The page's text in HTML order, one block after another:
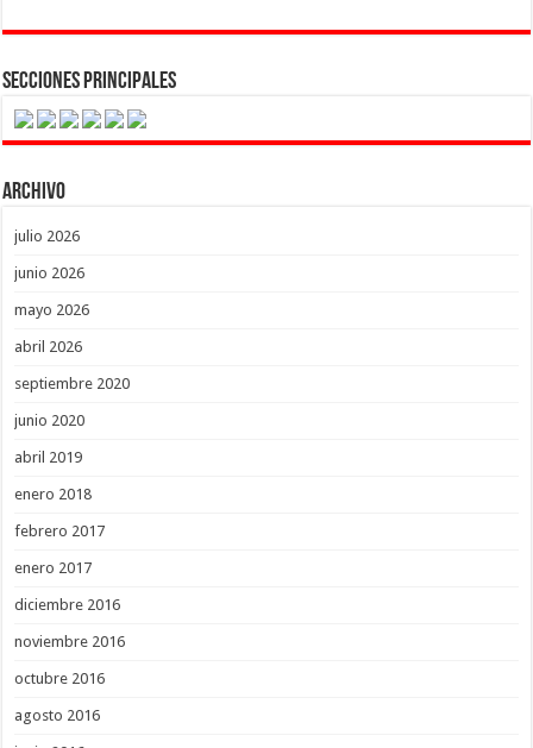
Secciones Principales
Archivo
julio 2026
junio 2026
mayo 2026
abril 2026
septiembre 2020
junio 2020
abril 2019
enero 2018
febrero 2017
enero 2017
diciembre 2016
noviembre 2016
octubre 2016
agosto 2016